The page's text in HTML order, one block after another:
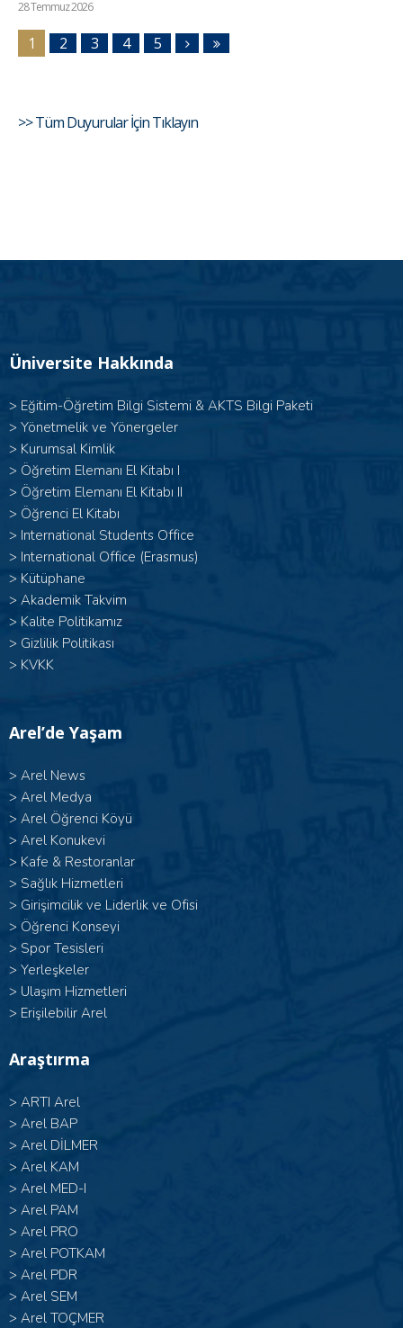
28 Temmuz 2026
1 2 3 4 5
>> Tüm Duyurular İçin Tıklayın
Üniversite Hakkında
> Eğitim-Öğretim Bilgi Sistemi & AKTS Bilgi Paketi
> Yönetmelik ve Yönergeler
> Kurumsal Kimlik
> Öğretim Elemanı El Kitabı I
> Öğretim Elemanı El Kitabı II
> Öğrenci El Kitabı
> International Students Office
> International Office (Erasmus)
> Kütüphane
> Akademik Takvim
> Kalite Politikamız
> Gizlilik Politikası
> KVKK
Arel’de Yaşam
> Arel News
> Arel Medya
> Arel Öğrenci Köyü
> Arel Konukevi
> Kafe & Restoranlar
> Sağlık Hizmetleri
> Girişimcilik ve Liderlik ve Ofisi
> Öğrenci Konseyi
> Spor Tesisleri
> Yerleşkeler
> Ulaşım Hizmetleri
> Erişilebilir Arel
Araştırma
> ARTI Arel
> Arel BAP
> Arel DİLMER
> Arel KAM
> Arel MED-I
> Arel PAM
> Arel PRO
> Arel POTKAM
> Arel PDR
> Arel SEM
> Arel TOÇMER